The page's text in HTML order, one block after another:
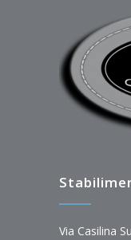
Via Casilina